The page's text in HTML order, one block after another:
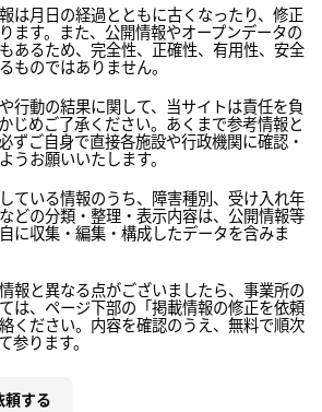
は月日の経過とともに古くなったり、修正
ます。また、公開情報やオープンデータの
あるため、完全性、正確性、有用性、安全
ものではありません。
行動の結果に関して、当サイトは責任を負
じめご了承ください。あくまで参考情報と
ずご自身で直接各施設や行政機関に確認・
うお願いいたします。
ている情報のうち、障害種別、受け入れ年
どの分類・整理・表示内容は、公開情報等
に収集・編集・構成したデータを含みま
報と異なる点がございましたら、事業所の
は、ページ下部の「掲載情報の修正を依頼
ください。内容を確認のうえ、無料で順次
参ります。
頼する